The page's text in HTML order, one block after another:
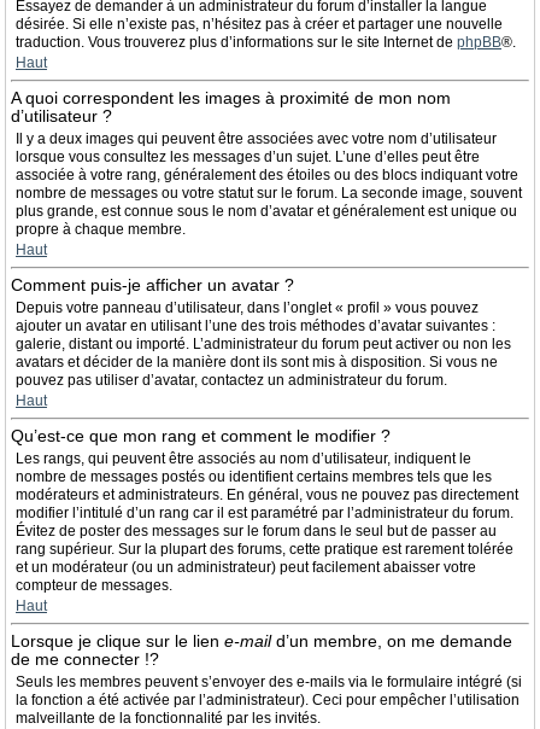
Essayez de demander à un administrateur du forum d’installer la langue
désirée. Si elle n’existe pas, n’hésitez pas à créer et partager une nouvelle
traduction. Vous trouverez plus d’informations sur le site Internet de phpBB®.
Haut
A quoi correspondent les images à proximité de mon nom
d’utilisateur ?
Il y a deux images qui peuvent être associées avec votre nom d’utilisateur
lorsque vous consultez les messages d’un sujet. L’une d’elles peut être
associée à votre rang, généralement des étoiles ou des blocs indiquant votre
nombre de messages ou votre statut sur le forum. La seconde image, souvent
plus grande, est connue sous le nom d’avatar et généralement est unique ou
propre à chaque membre.
Haut
Comment puis-je afficher un avatar ?
Depuis votre panneau d’utilisateur, dans l’onglet « profil » vous pouvez
ajouter un avatar en utilisant l’une des trois méthodes d’avatar suivantes :
galerie, distant ou importé. L’administrateur du forum peut activer ou non les
avatars et décider de la manière dont ils sont mis à disposition. Si vous ne
pouvez pas utiliser d’avatar, contactez un administrateur du forum.
Haut
Qu’est-ce que mon rang et comment le modifier ?
Les rangs, qui peuvent être associés au nom d’utilisateur, indiquent le
nombre de messages postés ou identifient certains membres tels que les
modérateurs et administrateurs. En général, vous ne pouvez pas directement
modifier l’intitulé d’un rang car il est paramétré par l’administrateur du forum.
Évitez de poster des messages sur le forum dans le seul but de passer au
rang supérieur. Sur la plupart des forums, cette pratique est rarement tolérée
et un modérateur (ou un administrateur) peut facilement abaisser votre
compteur de messages.
Haut
Lorsque je clique sur le lien e-maild’un membre, on me demande
de me connecter !?
Seuls les membres peuvent s’envoyer des e-mails via le formulaire intégré (si
la fonction a été activée par l’administrateur). Ceci pour empêcher l’utilisation
malveillante de la fonctionnalité par les invités.